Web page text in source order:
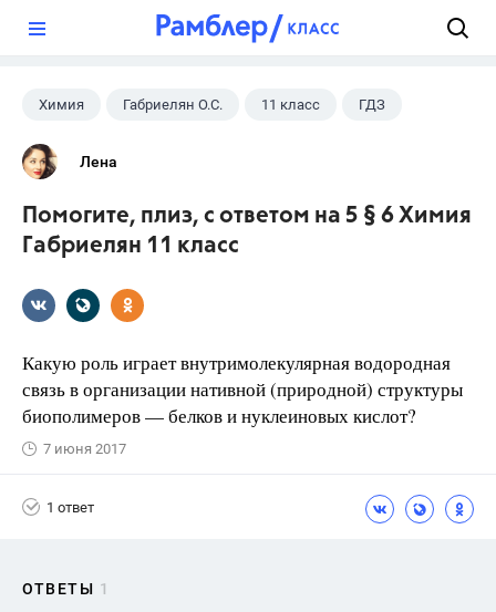
Химия Габриелян О.С. 11 класс ГДЗ
Лена
Помогите, плиз, с ответом на 5 § 6 Химия
Габриелян 11 класс
Какую роль играет внутримолекулярная водородная
связь в организации нативной (природной) структуры
биополимеров — белков и нуклеиновых кислот?
7 июня 2017
1 ответ
ОТВЕТЫ 1